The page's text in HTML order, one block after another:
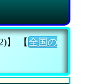
】 【 全国の